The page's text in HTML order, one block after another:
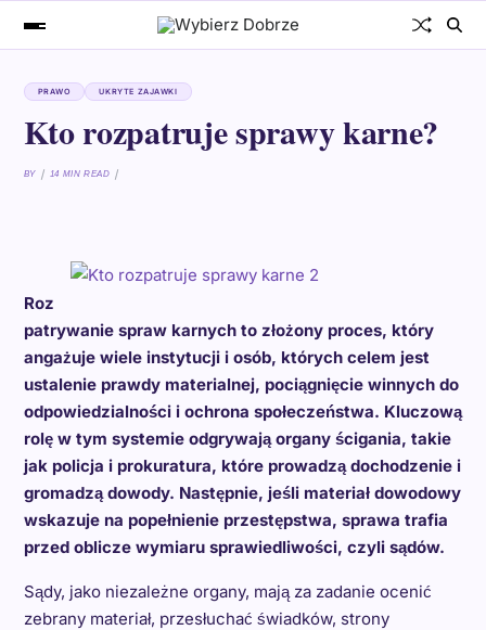
PRAWO UKRYTE ZAJAWKI
Kto rozpatruje sprawy karne?
BY 14 MIN READ
Roz
patrywanie spraw karnych to złożony proces, który
angażuje wiele instytucji i osób, których celem jest
ustalenie prawdy materialnej, pociągnięcie winnych do
odpowiedzialności i ochrona społeczeństwa. Kluczową
rolę w tym systemie odgrywają organy ścigania, takie
jak policja i prokuratura, które prowadzą dochodzenie i
gromadzą dowody. Następnie, jeśli materiał dowodowy
wskazuje na popełnienie przestępstwa, sprawa trafia
przed oblicze wymiaru sprawiedliwości, czyli sądów.
Sądy, jako niezależne organy, mają za zadanie ocenić
zebrany materiał, przesłuchać świadków, strony